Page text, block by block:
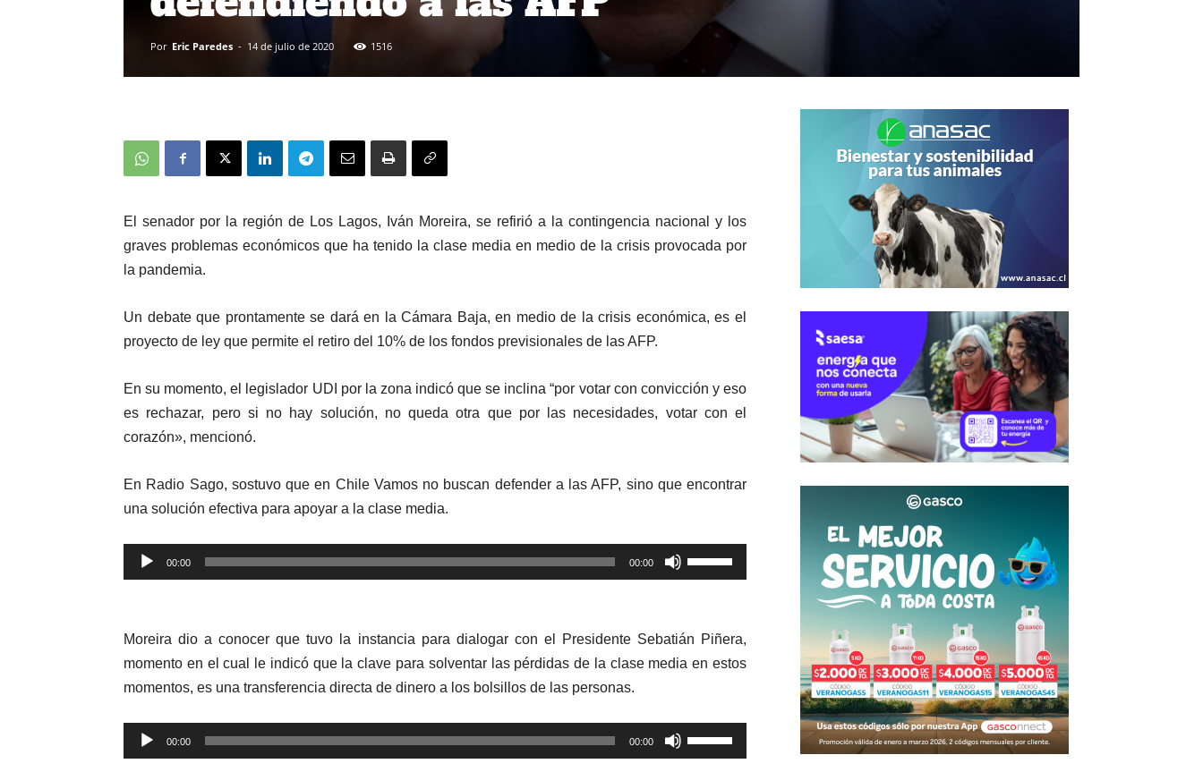
Por Eric Paredes - 14 de julio de 2020 1516
El senador por la región de Los Lagos, Iván Moreira, se refirió a la contingencia nacional y los
graves problemas económicos que ha tenido la clase media en medio de la crisis provocada por
la pandemia.
Un debate que prontamente se dará en la Cámara Baja, en medio de la crisis económica, es el
proyecto de ley que permite el retiro del 10% de los fondos previsionales de las AFP.
En su momento, el legislador UDI por la zona indicó que se inclina “por votar con convicción y eso
es rechazar, pero si no hay solución, no queda otra que por las necesidades, votar con el
corazón», mencionó.
En Radio Sago, sostuvo que en Chile Vamos no buscan defender a las AFP, sino que encontrar
una solución efectiva para apoyar a la clase media.
Reproductor
de
00:00 00:00
las
flecha
arriba/abajo
o
disminuir
Moreira dio a conocer que tuvo la instancia para dialogar con el Presidente Sebatián Piñera,
momento en el cual le indicó que la clave para solventar las pérdidas de la clase media en estos
momentos, es una transferencia directa de dinero a los bolsillos de las personas.
Reproductor
de
00:00 00:00
las